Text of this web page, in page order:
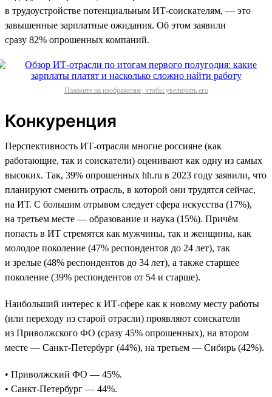
в трудоустройстве потенциальным ИТ-соискателям, — это
завышенные зарплатные ожидания. Об этом заявили
сразу 82% опрошенных компаний.
Нажмите на изображение, чтобы увеличить его
Конкуренция
Перспективность ИТ-отрасли многие россияне (как
работающие, так и соискатели) оценивают как одну из самых
высоких. Так, 39% опрошенных hh.ru в 2023 году заявили, что
планируют сменить отрасль, в которой они трудятся сейчас,
на ИТ. С большим отрывом следует сфера искусства (17%),
на третьем месте — образование и наука (15%). Причём
попасть в ИТ стремятся как мужчины, так и женщины, как
молодое поколение (47% респондентов до 24 лет), так
и зрелые (48% респондентов до 34 лет), а также старшее
поколение (39% респондентов от 54 и старше).
Наибольший интерес к ИТ-сфере как к новому месту работы
(или переходу из старой отрасли) проявляют соискатели
из Приволжского ФО (сразу 45% опрошенных), на втором
месте — Санкт-Петербург (44%), на третьем — Сибирь (42%).
• Приволжский ФО — 45%.
• Санкт-Петербург — 44%.